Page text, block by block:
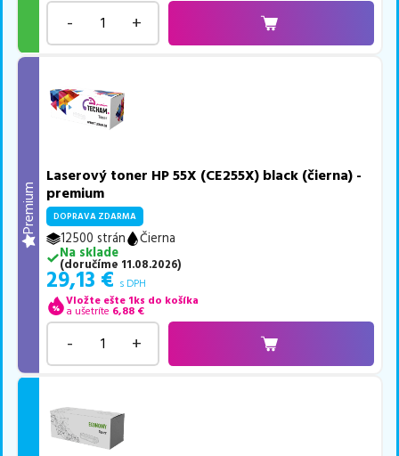
- +
Premium
Laserový toner HP 55X (CE255X) black (čierna) -
premium
DOPRAVA ZDARMA
12500 strán
Čierna
Na sklade
(doručíme 11.08.2026)
29,13 € s DPH
Vložte ešte 1ks do košíka
a ušetríte 6,88 €
- +